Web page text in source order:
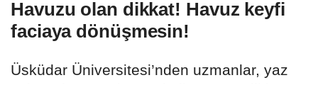
Havuzu olan dikkat! Havuz keyfi
faciaya dönüşmesin!
Üsküdar Üniversitesi’nden uzmanlar, yaz